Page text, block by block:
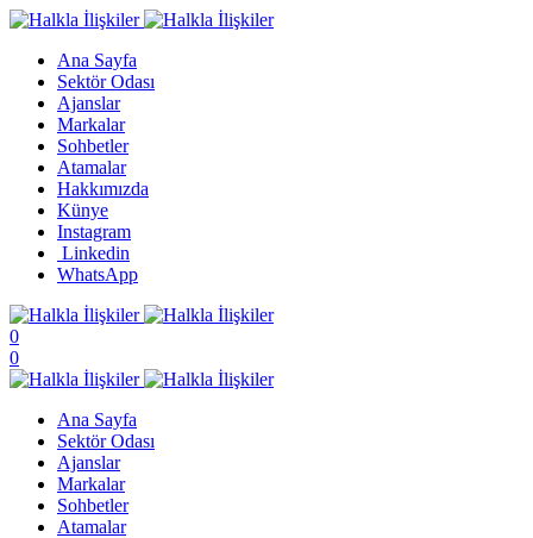
Ana Sayfa
Sektör Odası
Ajanslar
Markalar
Sohbetler
Atamalar
Hakkımızda
Künye
Instagram
Linkedin
WhatsApp
0
0
Ana Sayfa
Sektör Odası
Ajanslar
Markalar
Sohbetler
Atamalar